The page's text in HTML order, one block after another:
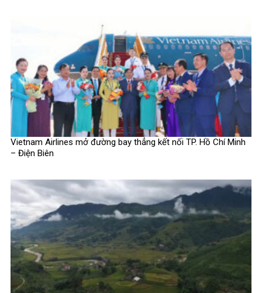
Vietnam Airlines mở đường bay thẳng kết nối TP. Hồ Chí Minh
– Điện Biên